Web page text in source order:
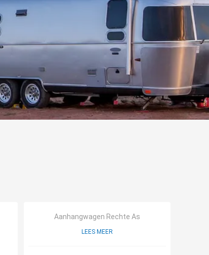
Aanhangwagen Rechte As
LEES MEER